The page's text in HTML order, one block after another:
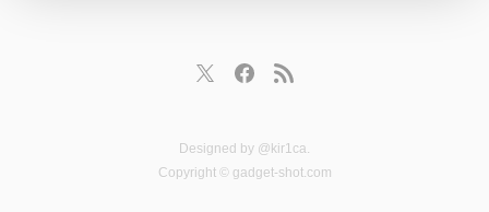
Designed by @kir1ca.
Copyright © gadget-shot.com